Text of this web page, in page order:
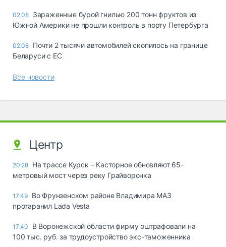
02.08 Зараженные бурой гнилью 200 тонн фруктов из
Южной Америки не прошли контроль в порту Петербурга
02.08 Почти 2 тысячи автомобилей скопилось на границе
Беларуси с ЕС
Все новости
Центр
20:28 На трассе Курск – Касторное обновляют 65-
метровый мост через реку Грайворонка
17:49 Во Фрунзенском районе Владимира МАЗ
протаранил Lada Vesta
17:40
В Воронежской области фирму оштрафовали на
100 тыс. руб. за трудоустройство экс-таможенника